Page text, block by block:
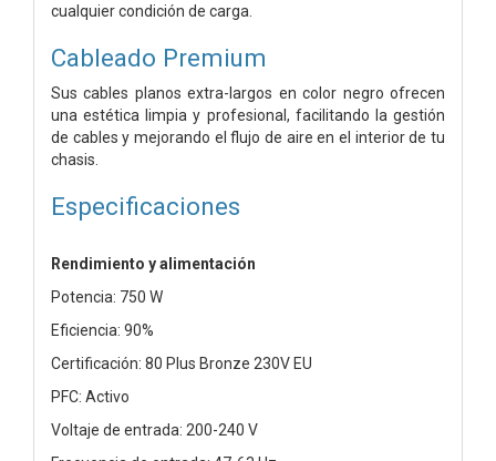
cualquier condición de carga.
Cableado Premium
Sus cables planos extra-largos en color negro ofrecen
una estética limpia y profesional, facilitando la gestión
de cables y mejorando el flujo de aire en el interior de tu
chasis.
Especificaciones
Rendimiento y alimentación
Potencia: 750 W
Eficiencia: 90%
Certificación: 80 Plus Bronze 230V EU
PFC: Activo
Voltaje de entrada: 200-240 V